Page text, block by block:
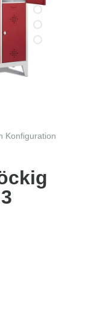
Konfiguration